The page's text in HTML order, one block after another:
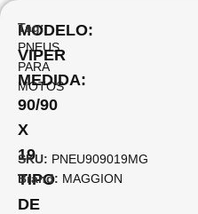
MODELO:
VIPER
MEDIDA:
90/90
X
19
TIPO
DE
Tag:
PNEUS
PARA
MOTOS
SKU: PNEU909019MG
Brand: MAGGION